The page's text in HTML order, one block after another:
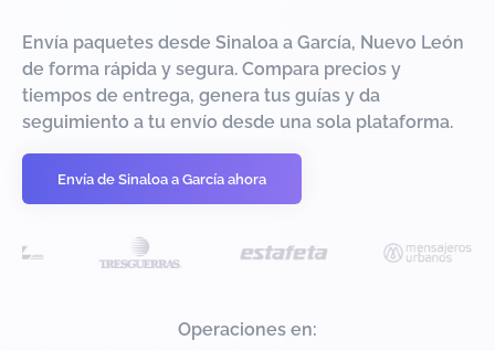
Envía paquetes desde Sinaloa a García, Nuevo León
de forma rápida y segura. Compara precios y
tiempos de entrega, genera tus guías y da
seguimiento a tu envío desde una sola plataforma.
Envía de Sinaloa a García ahora
Operaciones en: